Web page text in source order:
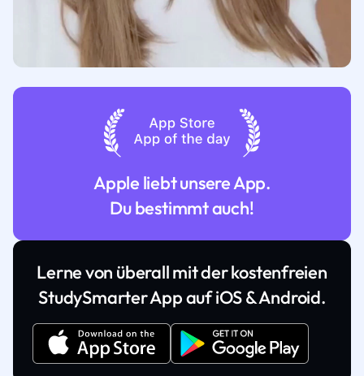
Apple liebt unsere App.
Du bestimmt auch!
Lerne von überall mit der kostenfreien
StudySmarter App auf iOS & Android.